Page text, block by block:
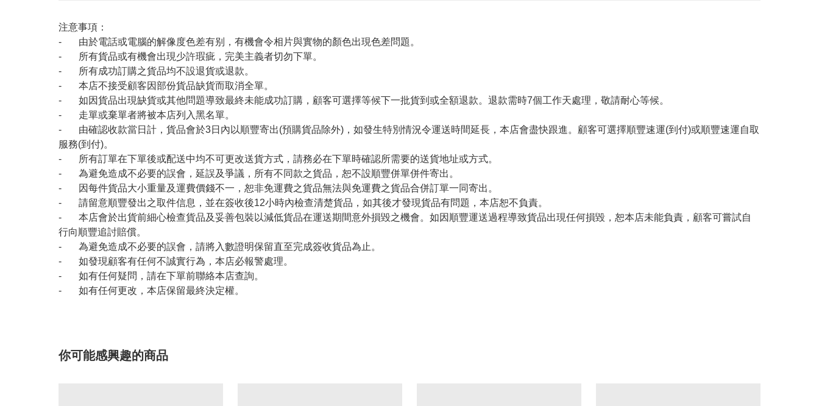
注意事項：
- 由於電話或電腦的解像度色差有别，有機會令相片與實物的顏色出現色差問題。
- 所有貨品或有機會出現少許瑕疵，完美主義者切勿下單。
- 所有成功訂購之貨品均不設退貨或退款。
- 本店不接受顧客因部份貨品缺貨而取消全單。
- 如因貨品出現缺貨或其他問題導致最終未能成功訂購，顧客可選擇等候下一批貨到或全額退款。退款需時7個工作天處理，敬請耐心等候。
- 走單或棄單者將被本店列入黑名單。
- 由確認收款當日計，貨品會於3日內以順豐寄出(預購貨品除外)，如發生特別情況令運送時間延長，本店會盡快跟進。顧客可選擇順豐速運(到付)或順豐速運自取
服務(到付)。
- 所有訂單在下單後或配送中均不可更改送貨方式，請務必在下單時確認所需要的送貨地址或方式。
- 為避免造成不必要的誤會，延誤及爭議，所有不同款之貨品，恕不設順豐併單併件寄出。
- 因每件貨品大小重量及運費價錢不一，恕非免運費之貨品無法與免運費之貨品合併訂單一同寄出。
- 請留意順豐發出之取件信息，並在簽收後12小時內檢查清楚貨品，如其後才發現貨品有問題，本店恕不負責。
- 本店會於出貨前細心檢查貨品及妥善包裝以減低貨品在運送期間意外損毀之機會。如因順豐運送過程導致貨品出現任何損毀，恕本店未能負責，顧客可嘗試自
行向順豐追討賠償。
- 為避免造成不必要的誤會，請將入數證明保留直至完成簽收貨品為止。
- 如發現顧客有任何不誠實行為，本店必報警處理。
- 如有任何疑問，請在下單前聯絡本店查詢。
- 如有任何更改，本店保留最終決定權。
你可能感興趣的商品